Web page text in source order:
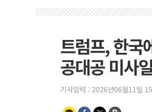
트럼프, 한
공대공 미사
기사입력 : 2026년06월11일